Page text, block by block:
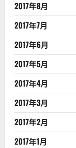
2017年8月
2017年7月
2017年6月
2017年5月
2017年4月
2017年3月
2017年2月
2017年1月